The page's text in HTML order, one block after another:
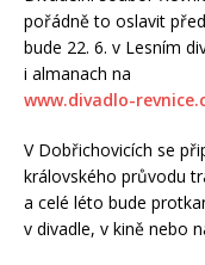
pořádně to oslavit
bude 22. 6. v Lesním
i almanach na
www.divadlo-
V Dobřichovicích se
královského průvodu
a celé léto bude
v divadle, v kině nebo